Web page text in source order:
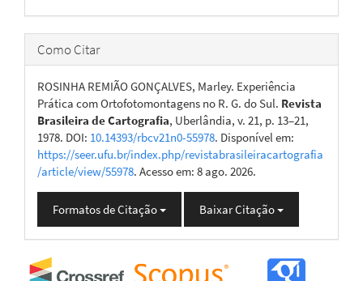
Como Citar
ROSINHA REMIÃO GONÇALVES, Marley. Experiência
Prática com Ortofotomontagens no R. G. do Sul. Revista
Brasileira de Cartografia, Uberlândia, v. 21, p. 13–21,
1978. DOI: 10.14393/rbcv21n0-55978. Disponível em:
https://seer.ufu.br/index.php/revistabrasileiracartografia
/article/view/55978. Acesso em: 8 ago. 2026.
Formatos de Citação Baixar Citação